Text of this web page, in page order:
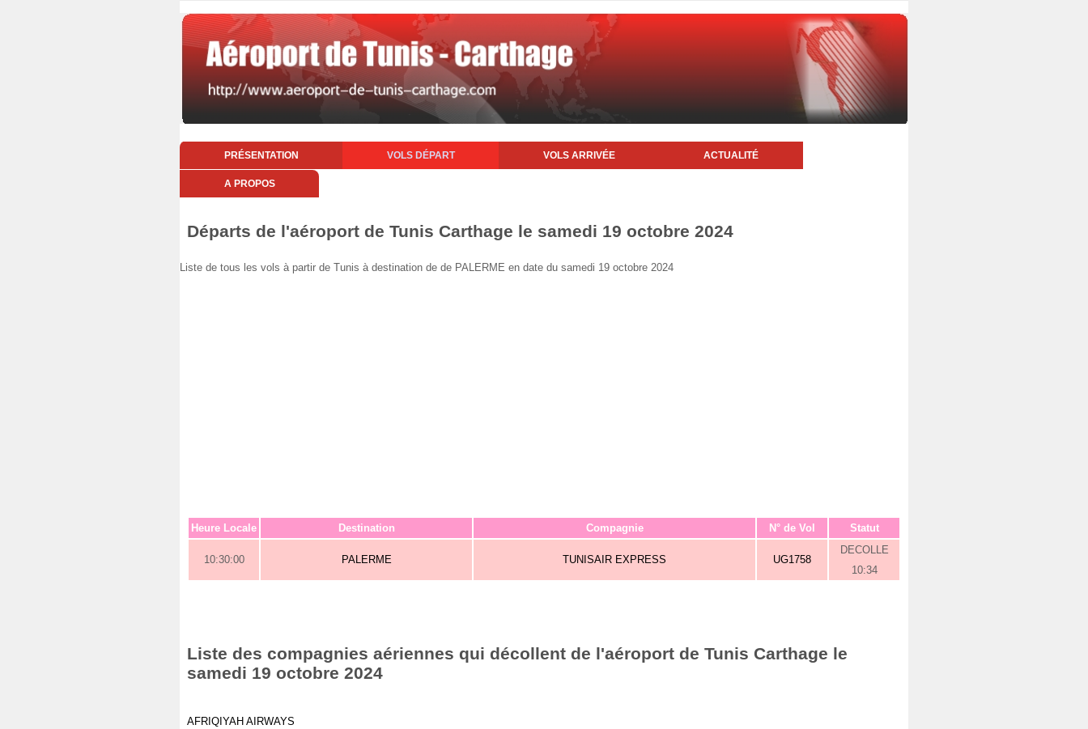
PRÉSENTATION VOLS DÉPART VOLS ARRIVÉE ACTUALITÉ
A PROPOS
Départs de l'aéroport de Tunis Carthage le samedi 19 octobre 2024
Liste de tous les vols à partir de Tunis à destination de de PALERME en date du samedi 19 octobre 2024
Heure Locale Destination Compagnie N° de Vol Statut
10:30:00 PALERME TUNISAIR EXPRESS UG1758
DECOLLE
10:34
Liste des compagnies aériennes qui décollent de l'aéroport de Tunis Carthage le
samedi 19 octobre 2024
AFRIQIYAH AIRWAYS